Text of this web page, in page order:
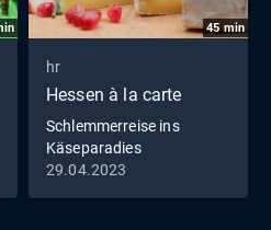
45 min
hr
Hessen à la carte
Schlemmerreise ins
Käseparadies
29.04.2023